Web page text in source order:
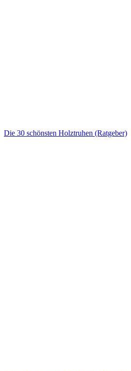
Die 30 schönsten Holztruhen (Ratgeber)